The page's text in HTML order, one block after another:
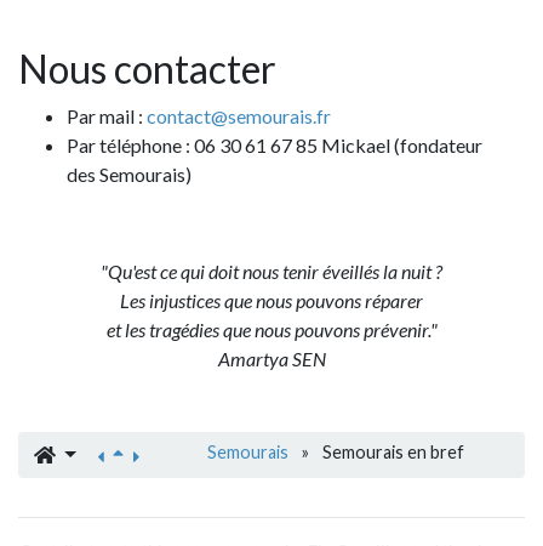
Nous contacter
Par mail : contact@semourais.fr
Par téléphone : 06 30 61 67 85 Mickael (fondateur
des Semourais)
"Qu'est ce qui doit nous tenir éveillés la nuit ?
Les injustices que nous pouvons réparer
et les tragédies que nous pouvons prévenir."
Amartya SEN
Semourais » Semourais en bref